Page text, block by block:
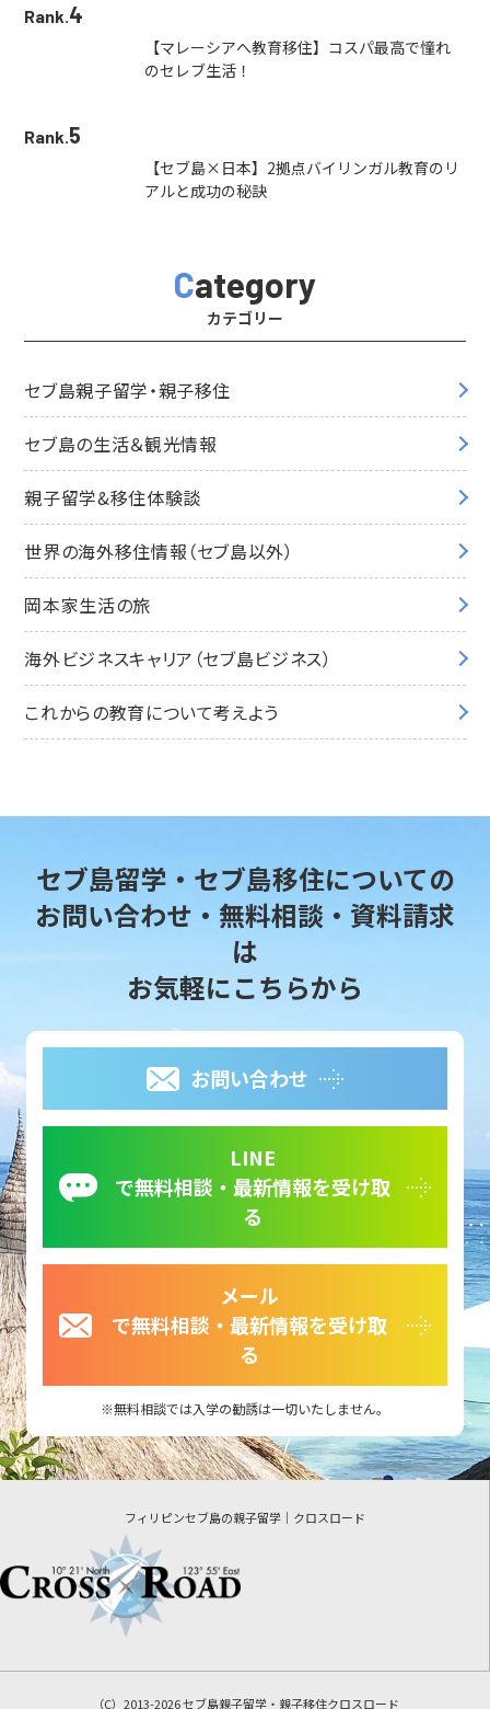
Rank.4
【マレーシアへ教育移住】コスパ最高で憧れ
のセレブ生活！
Rank.5
【セブ島×日本】2拠点バイリンガル教育のリ
アルと成功の秘訣
Category
カテゴリー
セブ島親子留学・親子移住
セブ島の生活＆観光情報
親子留学&移住体験談
世界の海外移住情報（セブ島以外）
岡本家生活の旅
海外ビジネスキャリア（セブ島ビジネス）
これからの教育について考えよう
セブ島留学・セブ島移住についての
お問い合わせ・無料相談・資料請求
は
お気軽にこちらから
お問い合わせ
LINE
で無料相談・最新情報を受け取
る
メール
で無料相談・最新情報を受け取
る
無料相談では入学の勧誘は一切いたしません。
フィリピンセブ島の親子留学｜クロスロード
（C）2013-2026 セブ島親子留学・親子移住クロスロード